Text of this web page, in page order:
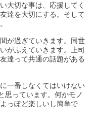
大切な事は、応援してく
達を大切にする。そして
が過ぎていきます。同世
がふえていきます。上司
達って共通の話題がある
一番しなくてはいけない
思っています。何かモノ
っぽど楽しいし簡単で